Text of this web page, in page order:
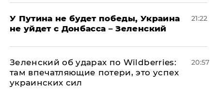
У Путина не будет победы, Украина
не уйдет с Донбасса – Зеленский
21:22
Зеленский об ударах по Wildberries:
там впечатляющие потери, это успех
украинских сил
20:57